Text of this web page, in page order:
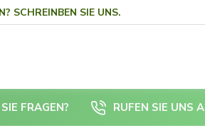
SCHREINBEN SIE UNS.
FRAGEN? RUFEN SIE UNS